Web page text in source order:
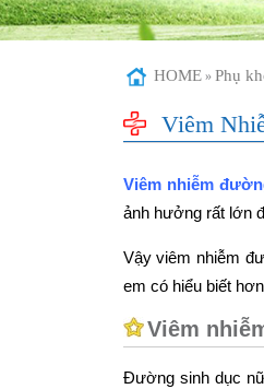
HOME» Phụ
Viêm
Viêm nhiễm
ảnh hưởng rất lớn
Vậy viêm nhiễm
em có hiểu biết
Viêm
Đường sinh dục